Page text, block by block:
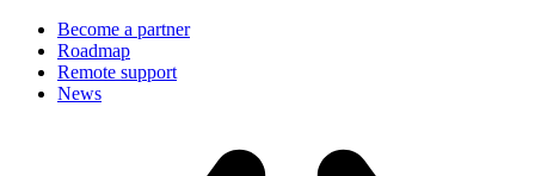
Become a partner
Roadmap
Remote support
News